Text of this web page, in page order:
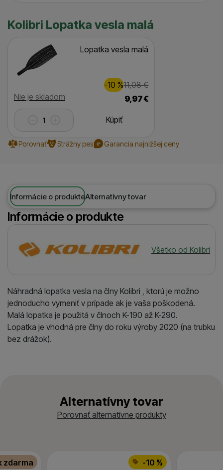
Kolibri Lopatka vesla malá
Dostupnosť
Nie je skladom
Lopatka vesla malá
Pôvodná cena
11,08€
Zľava
1,00€
(
-10 %
)
9,97€
Kúpiť
Porovnať Strážny pes Garancia najnižšej ceny
Informácie o produkteAlternatívny tovar
Informácie o produkte
Výrobca
Všetko od Kolibri
Náhradná lopatka vesla na člny Kolibri , ktorú je možno
jednoducho vymeniť v prípade ak je vaša poškodená.
Malá lopatka je použitá v člnoch K-190 až K-290.
Lopatka je vhodná pre člny do roku výroby 2020 (na trubku
bez drážok).
Alternatívny tovar
Porovnať alternatívne produkty
-10 %
zdarma